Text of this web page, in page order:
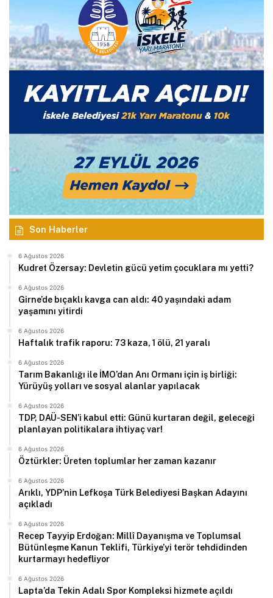
Son Haberler
6 Ağustos 2026
Kudret Özersay: Devletin gücü yetim çocuklara mı yetti?
6 Ağustos 2026
Girne’de bıçaklı kavga can aldı: 40 yaşındaki adam
yaşamını yitirdi
6 Ağustos 2026
Haftalık trafik raporu: 73 kaza, 1 ölü, 21 yaralı
6 Ağustos 2026
Tarım Bakanlığı ile İMO’dan Anı Ormanı için iş birliği:
Yürüyüş yolları ve sosyal alanlar yapılacak
6 Ağustos 2026
TDP, DAÜ-SEN’i kabul etti: Günü kurtaran değil, geleceği
planlayan politikalara ihtiyaç var!
6 Ağustos 2026
Öztürkler: Üreten toplumlar her zaman kazanır
6 Ağustos 2026
Arıklı, YDP’nin Lefkoşa Türk Belediyesi Başkan Adayını
açıkladı
6 Ağustos 2026
Recep Tayyip Erdoğan: Millî Dayanışma ve Toplumsal
Bütünleşme Kanun Teklifi, Türkiye’yi terör tehdidinden
kurtarmayı hedefliyor
6 Ağustos 2026
Lapta’da Tekin Adalı Spor Kompleksi hizmete açıldı